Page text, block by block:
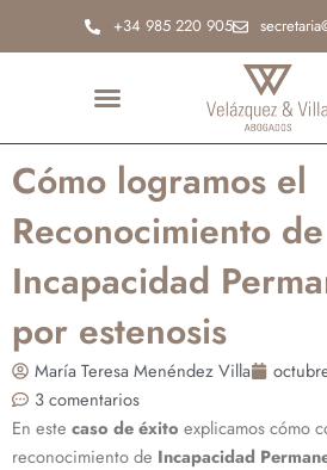
+34 985 220 905
Cómo logramos el
Reconocimiento de
Incapacidad
por estenosis
María Teresa Menéndez Villa
3 comentarios
En este caso de éxito explicamos cómo
reconocimiento de Incapacidad